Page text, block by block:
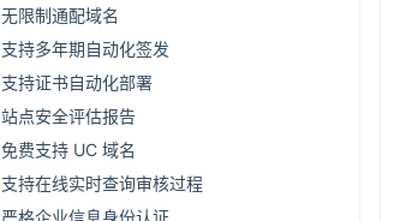
无限制通配域名
支持多年期自动化签发
支持证书自动化部署
站点安全评估报告
免费支持 UC 域名
支持在线实时查询审核过程
严格企业信息身份认证